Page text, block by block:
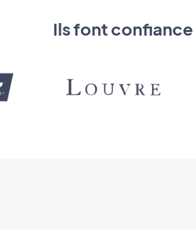
Ils font